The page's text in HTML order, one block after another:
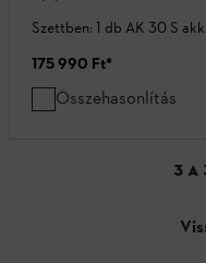
Szettben: 1 db AK 30 S
175 990 Ft*
Összehasonlítás
3 A